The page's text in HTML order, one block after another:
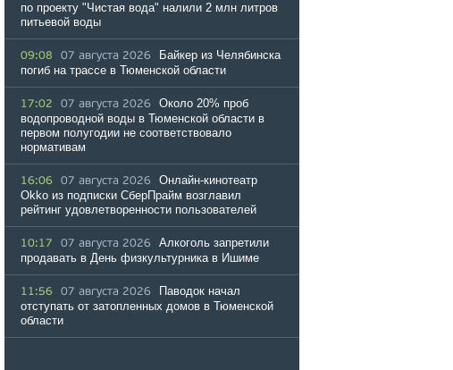
по проекту "Чистая вода" налили 2 млн литров
питьевой воды
09:08 07 августа 2026
Байкер из Челябинска
погиб на трассе в Тюменской области
17:02 07 августа 2026
Около 20% проб
водопроводной воды в Тюменской области в
первом полугодии не соответствовало
нормативам
16:06 07 августа 2026
Онлайн-кинотеатр
Okko из подписки СберПрайм возглавил
рейтинг удовлетворенности пользователей
10:17 07 августа 2026
Алкоголь запретили
продавать в День физкультурника в Ишиме
11:56 07 августа 2026
Паводок начал
отступать от затопленных домов в Тюменской
области